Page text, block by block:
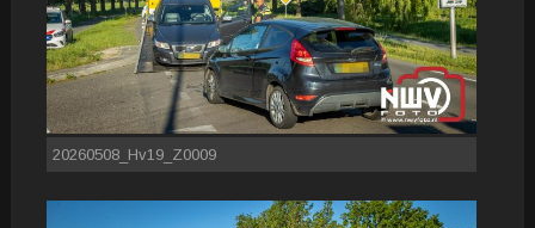
20260508_Hv19_Z0009